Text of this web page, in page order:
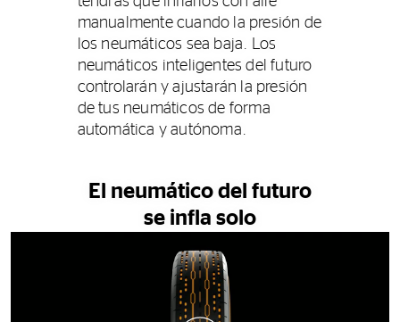
manualmente cuando la presión de
los neumáticos sea baja. Los
neumáticos inteligentes del futuro
controlarán y ajustarán la presión
de tus neumáticos de forma
automática y autónoma.
El neumático del futuro
se infla solo